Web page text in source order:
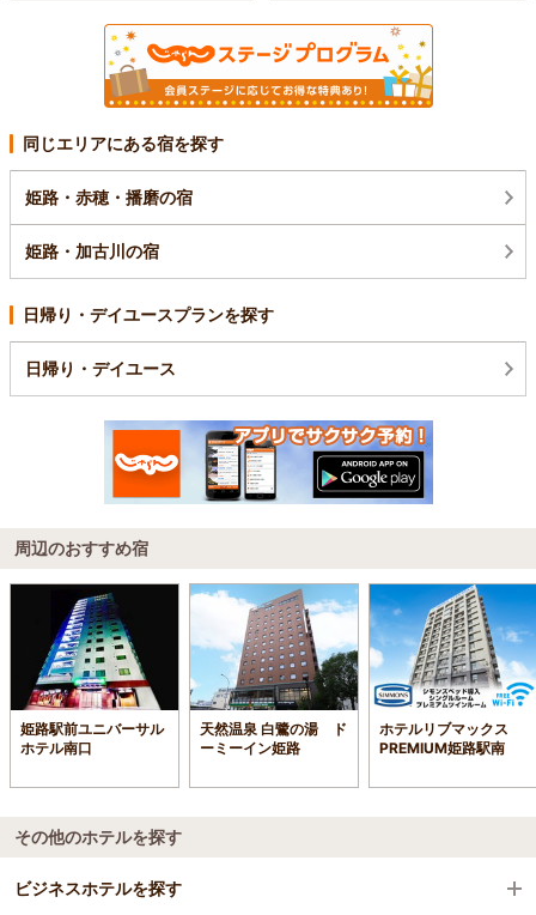
同じエリアにある宿を探す
姫路・赤穂・播磨の宿
姫路・加古川の宿
日帰り・デイユースプランを探す
日帰り・デイユース
周辺のおすすめ宿
姫路駅前ユニバーサル
ホテル南口
天然温泉 白鷺の湯 ド
ーミーイン姫路
ホテルリブマックス
PREMIUM姫路駅南
その他のホテルを探す
ビジネスホテルを探す